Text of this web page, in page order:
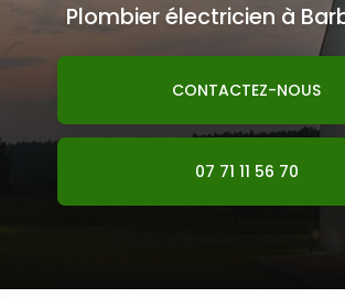
Plombier électricien à
CONTACTEZ-NOUS
07 71 11 56 70